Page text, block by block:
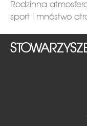
Rodzinna
sport i mnóstwo